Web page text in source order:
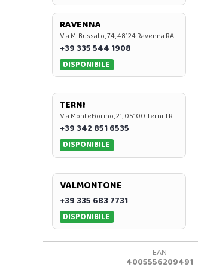
RAVENNA
Via M. Bussato, 74, 48124 Ravenna RA
+39 335 544 1908
DISPONIBILE
TERNI
Via Montefiorino, 21, 05100 Terni TR
+39 342 851 6535
DISPONIBILE
VALMONTONE
+39 335 683 7731
DISPONIBILE
EAN
4005556209491